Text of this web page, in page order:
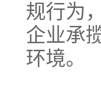
规行为
企业承
环境。